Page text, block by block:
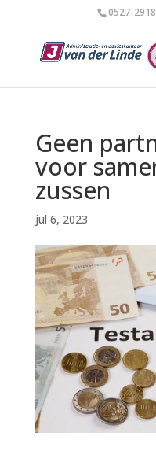
0527-
Geen
voor
zussen
jul 6, 2023